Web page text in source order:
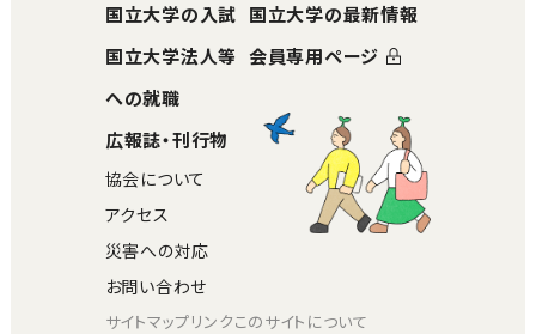
国立大学の入試
国立大学法人等
への就職
広報誌・刊行物
国立大学の最新情報
会員専用ページ
協会について
アクセス
災害への対応
お問い合わせ
サイトマップリンクこのサイトについて